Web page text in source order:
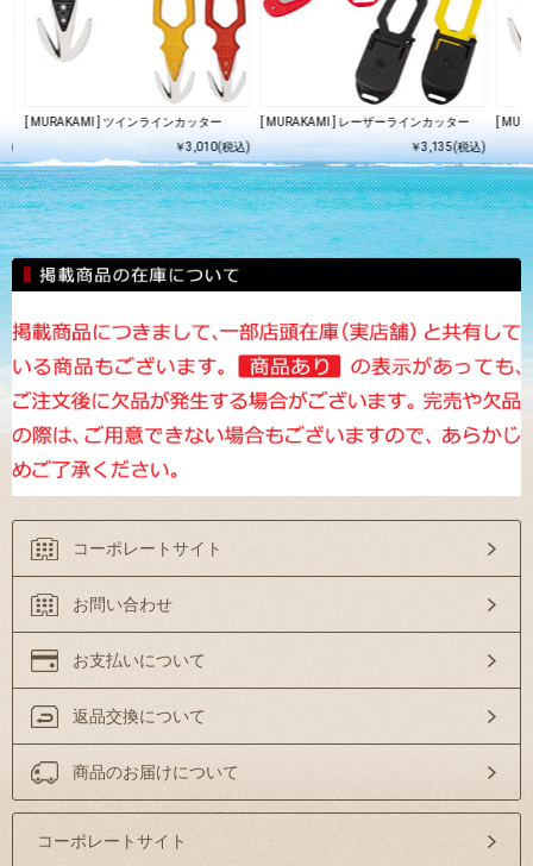
)
[ MURAKAMI ] ツインラインカッター
￥3,010(税込)
[ MURAKAMI ] レーザーラインカッター
￥3,135(税込)
[
コーポレートサイト
お問い合わせ
お支払いについて
返品交換について
商品のお届けについて
コーポレートサイト